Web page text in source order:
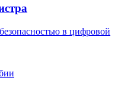
в цифровой